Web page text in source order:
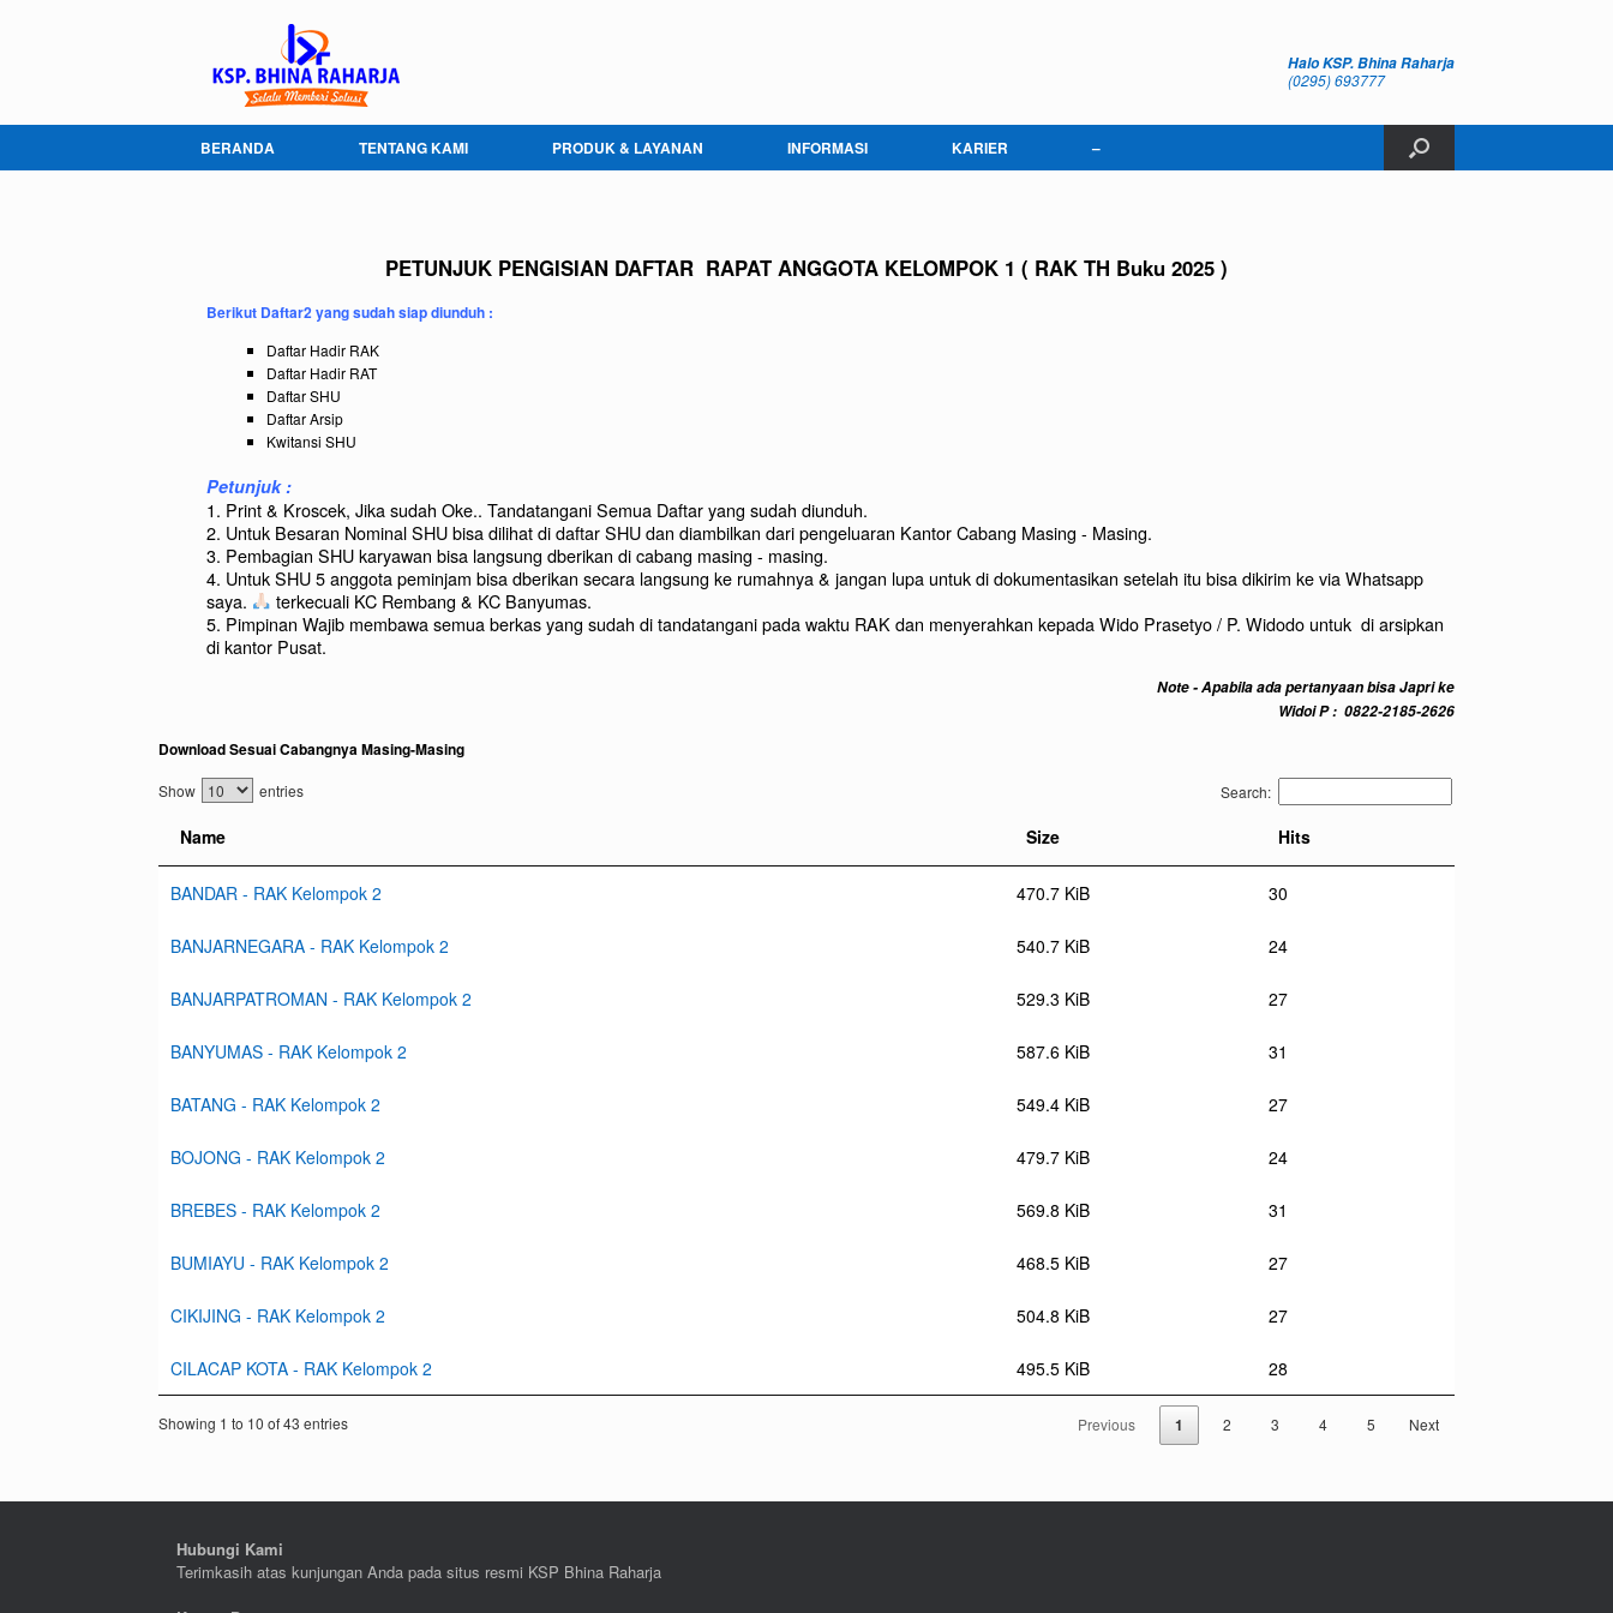
Halo KSP. Bhina Raharja
(0295) 693777
BERANDA TENTANG KAMI PRODUK & LAYANAN INFORMASI KARIER –
PETUNJUK PENGISIAN DAFTAR RAPAT ANGGOTA KELOMPOK 1 ( RAK TH Buku 2025 )
Berikut Daftar2 yang sudah siap diunduh :
Daftar Hadir RAK
Daftar Hadir RAT
Daftar SHU
Daftar Arsip
Kwitansi SHU
Petunjuk :
1. Print & Kroscek, Jika sudah Oke.. Tandatangani Semua Daftar yang sudah diunduh.
2. Untuk Besaran Nominal SHU bisa dilihat di daftar SHU dan diambilkan dari pengeluaran Kantor Cabang Masing - Masing.
3. Pembagian SHU karyawan bisa langsung dberikan di cabang masing - masing.
4. Untuk SHU 5 anggota peminjam bisa dberikan secara langsung ke rumahnya & jangan lupa untuk di dokumentasikan setelah itu bisa dikirim ke via Whatsapp
saya.
terkecuali KC Rembang & KC Banyumas.
5. Pimpinan Wajib membawa semua berkas yang sudah di tandatangani pada waktu RAK dan menyerahkan kepada Wido Prasetyo / P. Widodo untuk di arsipkan
di kantor Pusat.
Note - Apabila ada pertanyaan bisa Japri ke
Widoi P : 0822-2185-2626
Download Sesuai Cabangnya Masing-Masing
Show entries Search:
Name Size Hits
BANDAR - RAK Kelompok 2 470.7 KiB 30
BANJARNEGARA - RAK Kelompok 2 540.7 KiB 24
BANJARPATROMAN - RAK Kelompok 2 529.3 KiB 27
BANYUMAS - RAK Kelompok 2 587.6 KiB 31
BATANG - RAK Kelompok 2 549.4 KiB 27
BOJONG - RAK Kelompok 2 479.7 KiB 24
BREBES - RAK Kelompok 2 569.8 KiB 31
BUMIAYU - RAK Kelompok 2 468.5 KiB 27
CIKIJING - RAK Kelompok 2 504.8 KiB 27
CILACAP KOTA - RAK Kelompok 2 495.5 KiB 28
Showing 1 to 10 of 43 entries Previous 1 2 3 4 5 Next
Hubungi Kami
Terimkasih atas kunjungan Anda pada situs resmi KSP Bhina Raharja